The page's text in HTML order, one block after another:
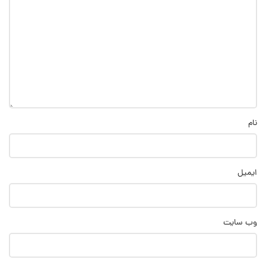
نام
ایمیل
وب‌ سایت